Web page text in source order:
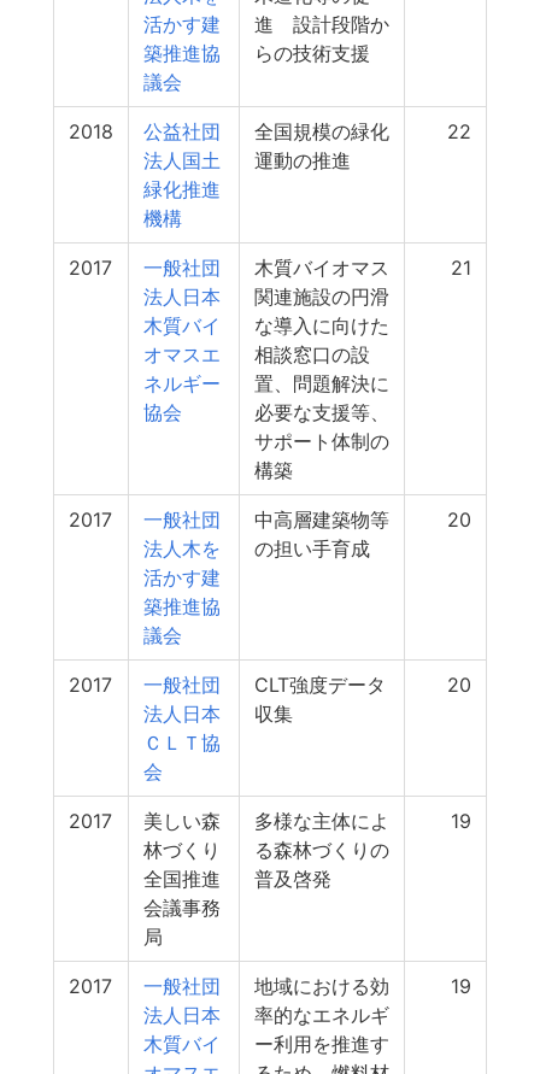
活かす建
築推進協
議会
進 設計段階か
らの技術支援
2018
公益社団
法人国土
緑化推進
機構
全国規模の緑化
運動の推進
22
2017
一般社団
法人日本
木質バイ
オマスエ
ネルギー
協会
木質バイオマス
関連施設の円滑
な導入に向けた
相談窓口の設
置、問題解決に
必要な支援等、
サポート体制の
構築
21
2017
一般社団
法人木を
活かす建
築推進協
議会
中高層建築物等
の担い手育成
20
2017
一般社団
法人日本
ＣＬＴ協
会
CLT強度データ
収集
20
2017
美しい森
林づくり
全国推進
会議事務
局
多様な主体によ
る森林づくりの
普及啓発
19
2017
一般社団
法人日本
木質バイ
地域における効
率的なエネルギ
ー利用を推進す
19